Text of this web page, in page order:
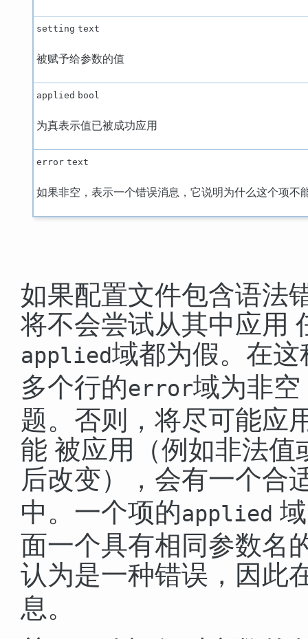
setting text
被赋予给参数的值
applied bool
为真表示值已被成功应用
error text
如果非空，表示一个错误消息，它说明为什么这个项不
如果配置文件包含语法
将不会尝试从其中应用
applied域都为假。在
多个行的error域为非
题。否则，将尽可能应
能 被应用（例如非法
后改变），会有一个合
中。一个项的applied
面一个具有相同参数名
认为是一种错误，因此
息。